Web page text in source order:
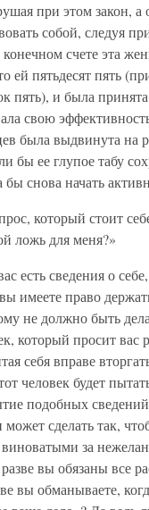
при этом закон, а
собой, следуя
счете эта
ей пятьдесят пять
пять), и была
свою
была выдвинута на
бы ее глупое табу
бы снова начать
который стоит
ложь для меня?»
есть сведения о
имеете право
не должно быть
который просит вас
себя вправе
человек будет
подобных сведений
сделать так,
за
вы обязаны все
вы обманываете,